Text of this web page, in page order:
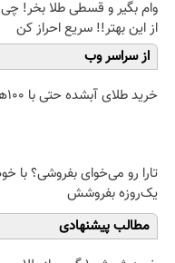
وام بگیر و قسطی طلا بخر! چی
از این بهتر!! سریع احراز کن
از سراسر وب
خرید طلای آبشده حتی با ۱۰۰هزارتومان
یک‌روزه بفروشش
مطالب پیشنهادی